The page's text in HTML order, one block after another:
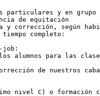
particulares y en
de equitación
y corrección, según
tiempo completo:
job:
alumnos para las
de nuestros
nivel C) o